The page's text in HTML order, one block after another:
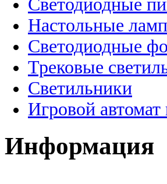
Светодиодные
Настольные
Светодиодные
Трековые
Светильники
Игровой
Информация